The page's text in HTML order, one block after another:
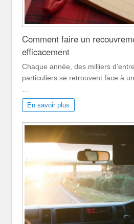
Comment faire un
efficacement
Chaque année, des milliers
particuliers se retrouvent face à
…
En savoir plus